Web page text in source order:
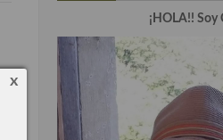
¡HOLA!! Soy
x